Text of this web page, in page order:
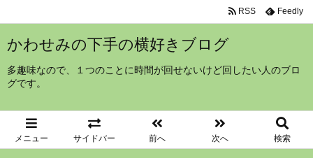
かわせみの下手の横好きブログ
多趣味なので、１つのことに時間が回せないけど回したい人のブロ
グです。
メニュー サイドバー 前へ 次へ 検索
RSS Feedly